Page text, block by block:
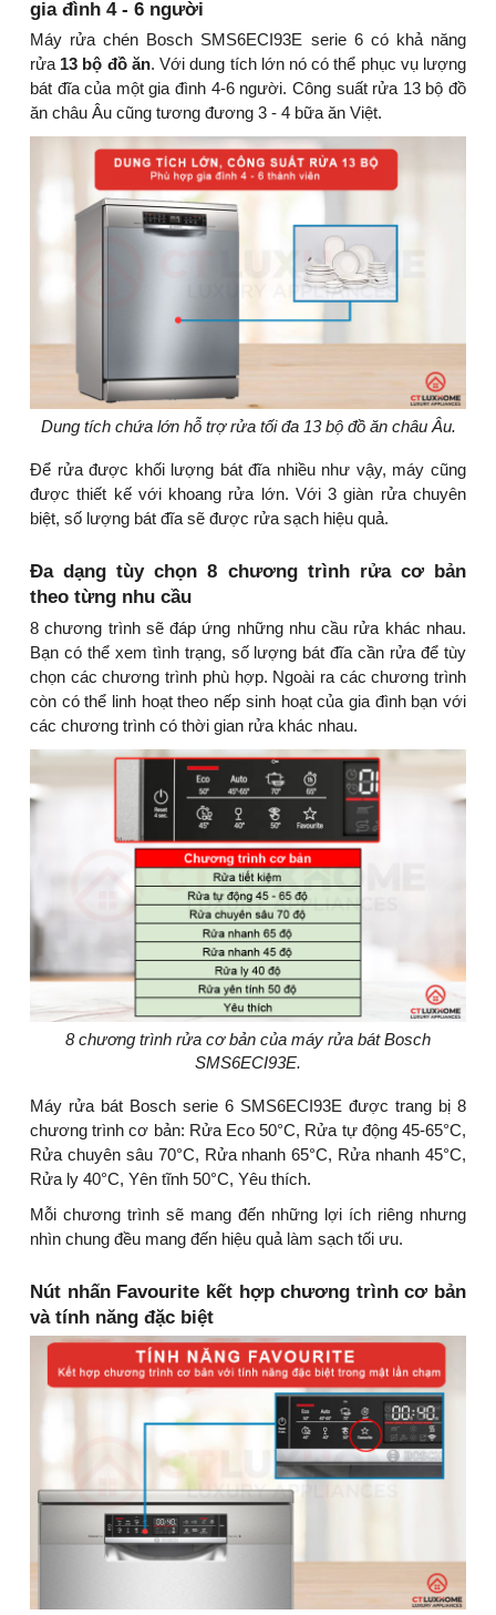
gia đình 4 - 6 người
Máy rửa chén Bosch SMS6ECI93E serie 6 có khả năng
rửa 13 bộ đồ ăn. Với dung tích lớn nó có thể phục vụ lượng
bát đĩa của một gia đình 4-6 người. Công suất rửa 13 bộ đồ
ăn châu Âu cũng tương đương 3 - 4 bữa ăn Việt.
Dung tích chứa lớn hỗ trợ rửa tối đa 13 bộ đồ ăn châu Âu.
Để rửa được khối lượng bát đĩa nhiều như vậy, máy cũng
được thiết kế với khoang rửa lớn. Với 3 giàn rửa chuyên
biệt, số lượng bát đĩa sẽ được rửa sạch hiệu quả.
Đa dạng tùy chọn 8 chương trình rửa cơ bản
theo từng nhu cầu
8 chương trình sẽ đáp ứng những nhu cầu rửa khác nhau.
Bạn có thể xem tình trạng, số lượng bát đĩa cần rửa để tùy
chọn các chương trình phù hợp. Ngoài ra các chương trình
còn có thể linh hoạt theo nếp sinh hoạt của gia đình bạn với
các chương trình có thời gian rửa khác nhau.
8 chương trình rửa cơ bản của máy rửa bát Bosch
SMS6ECI93E.
Máy rửa bát Bosch serie 6 SMS6ECI93E được trang bị 8
chương trình cơ bản: Rửa Eco 50°C, Rửa tự động 45-65°C,
Rửa chuyên sâu 70°C, Rửa nhanh 65°C, Rửa nhanh 45°C,
Rửa ly 40°C, Yên tĩnh 50°C, Yêu thích.
Mỗi chương trình sẽ mang đến những lợi ích riêng nhưng
nhìn chung đều mang đến hiệu quả làm sạch tối ưu.
Nút nhấn Favourite kết hợp chương trình cơ bản
và tính năng đặc biệt